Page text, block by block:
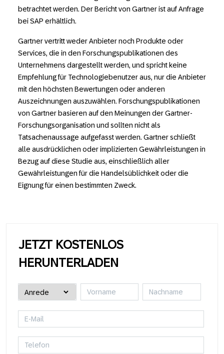
betrachtet werden. Der Bericht von Gartner ist auf Anfrage
bei SAP erhältlich.
Gartner vertritt weder Anbieter noch Produkte oder
Services, die in den Forschungspublikationen des
Unternehmens dargestellt werden, und spricht keine
Empfehlung für Technologiebenutzer aus, nur die Anbieter
mit den höchsten Bewertungen oder anderen
Auszeichnungen auszuwählen. Forschungspublikationen
von Gartner basieren auf den Meinungen der Gartner-
Forschungsorganisation und sollten nicht als
Tatsachenaussage aufgefasst werden. Gartner schließt
alle ausdrücklichen oder implizierten Gewährleistungen in
Bezug auf diese Studie aus, einschließlich aller
Gewährleistungen für die Handelsüblichkeit oder die
Eignung für einen bestimmten Zweck.
JETZT KOSTENLOS
HERUNTERLADEN